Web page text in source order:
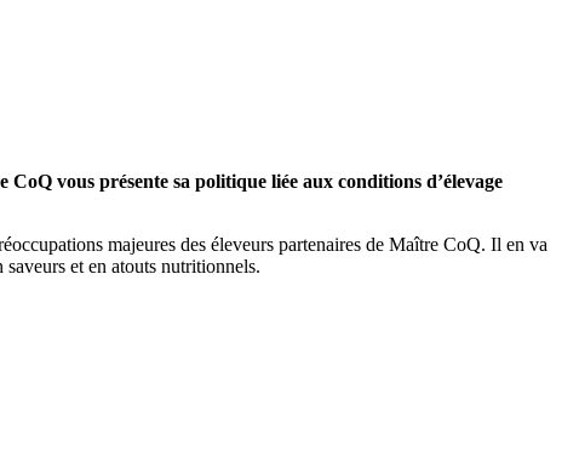
vous présente sa politique liée aux conditions d’élevage
majeures des éleveurs partenaires de Maître CoQ. Il en va
et en atouts nutritionnels.